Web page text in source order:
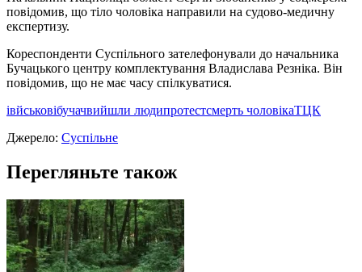
повідомив, що тіло чоловіка направили на судово-медичну
експертизу.
Кореспонденти Суспільного зателефонували до начальника
Бучацького центру комплектування Владислава Резніка. Він
повідомив, що не має часу спілкуватися.
івйськовібучачвийшли людипротестсмерть чоловікаТЦК
Джерело: Суспільне
Перегляньте також